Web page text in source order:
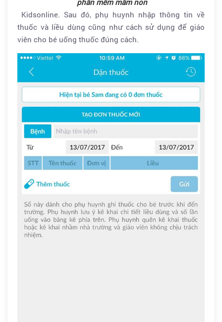
Kidsonline. Sau đó, phụ huynh nhập thông tin về
thuốc và liều dùng cũng như cách sử dụng để giáo
viên cho bé uống thuốc đúng cách.